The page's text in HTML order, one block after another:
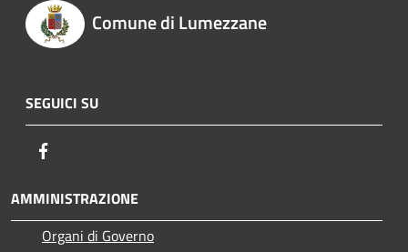
Comune di Lumezzane
SEGUICI SU
AMMINISTRAZIONE
Organi di Governo